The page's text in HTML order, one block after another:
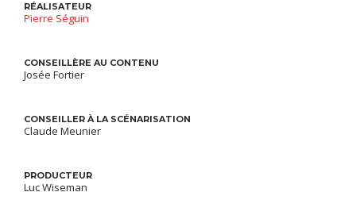
RÉALISATEUR
Pierre Séguin
CONSEILLÈRE AU CONTENU
Josée Fortier
CONSEILLER À LA SCÉNARISATION
Claude Meunier
PRODUCTEUR
Luc Wiseman